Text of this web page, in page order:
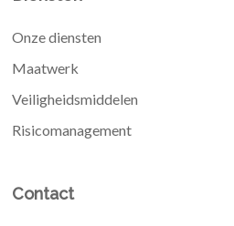
Onze diensten
Maatwerk
Veiligheidsmiddelen
Risicomanagement
Contact